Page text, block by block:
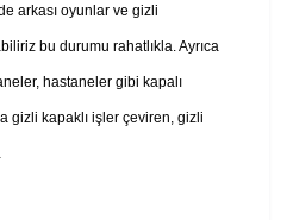
arkası oyunlar ve gizli
bu durumu rahatlıkla. Ayrıca
hastaneler gibi kapalı
gizli kapaklı işler çeviren, gizli